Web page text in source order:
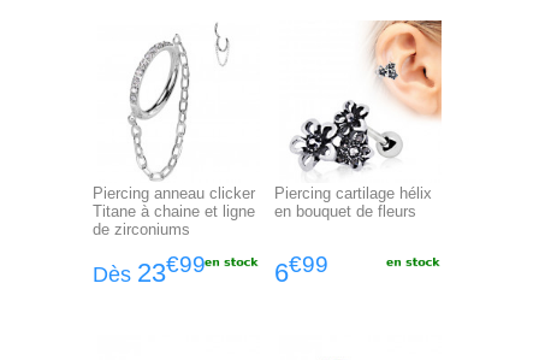
Piercing anneau clicker
Titane à chaine et ligne
de zirconiums
Dès 23€99
Piercing cartilage hélix
en bouquet de fleurs
6€99